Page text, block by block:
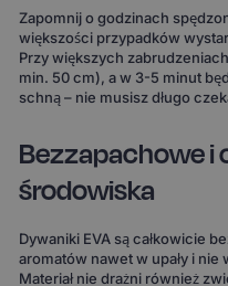
Zapomnij o godzinach
większości przypadków
Przy większych
min. 50 cm), a w 3-5 minut
schną – nie musisz długo
Bezzapachowe i
środowiska
Dywaniki EVA są całkowicie
aromatów nawet w upały i nie
Materiał nie drażni również